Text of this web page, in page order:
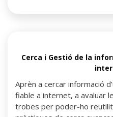
Cerca i Gestió de la
Aprèn a cercar informació
fiable a internet, a avaluar
trobes per poder-ho